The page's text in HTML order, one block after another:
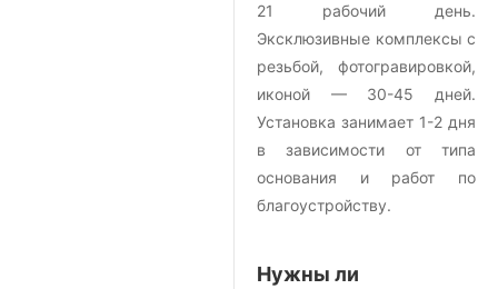
21 рабочий день.
Эксклюзивные комплексы с
резьбой, фотогравировкой,
иконой — 30-45 дней.
Установка занимает 1-2 дня
в зависимости от типа
основания и работ по
благоустройству.
Нужны ли